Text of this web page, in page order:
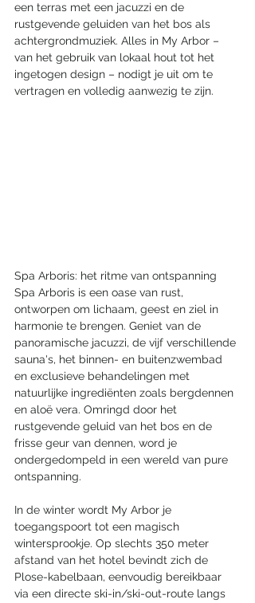
een terras met een jacuzzi en de
rustgevende geluiden van het bos als
achtergrondmuziek. Alles in My Arbor –
van het gebruik van lokaal hout tot het
ingetogen design – nodigt je uit om te
vertragen en volledig aanwezig te zijn.
Spa Arboris: het ritme van ontspanning
Spa Arboris is een oase van rust,
ontworpen om lichaam, geest en ziel in
harmonie te brengen. Geniet van de
panoramische jacuzzi, de vijf verschillende
sauna's, het binnen- en buitenzwembad
en exclusieve behandelingen met
natuurlijke ingrediënten zoals bergdennen
en aloë vera. Omringd door het
rustgevende geluid van het bos en de
frisse geur van dennen, word je
ondergedompeld in een wereld van pure
ontspanning.
In de winter wordt My Arbor je
toegangspoort tot een magisch
wintersprookje. Op slechts 350 meter
afstand van het hotel bevindt zich de
Plose-kabelbaan, eenvoudig bereikbaar
via een directe ski-in/ski-out-route langs